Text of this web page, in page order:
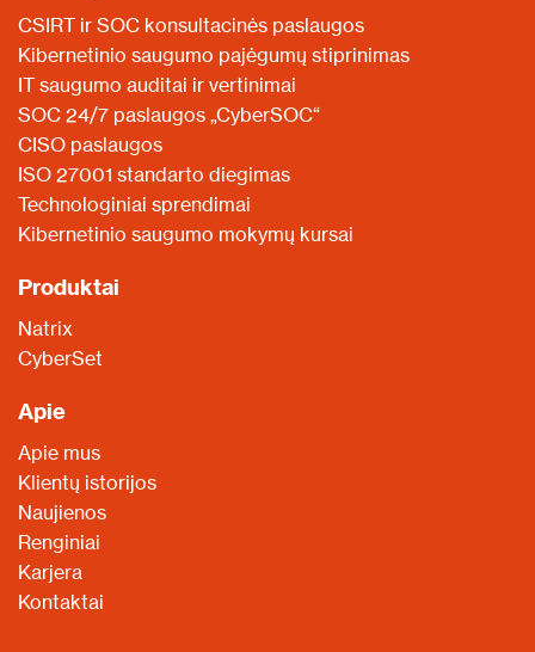
CSIRT ir SOC konsultacinės paslaugos
Kibernetinio saugumo pajėgumų stiprinimas
IT saugumo auditai ir vertinimai
SOC 24/7 paslaugos „CyberSOC“
CISO paslaugos
ISO 27001 standarto diegimas
Technologiniai sprendimai
Kibernetinio saugumo mokymų kursai
Produktai
Natrix
CyberSet
Apie
Apie mus
Klientų istorijos
Naujienos
Renginiai
Karjera
Kontaktai